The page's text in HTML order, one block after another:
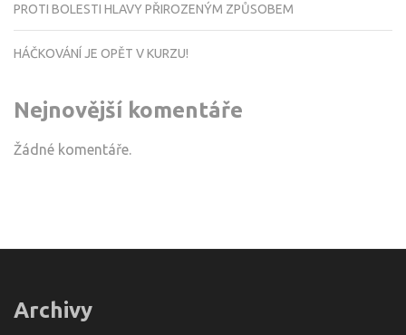
PROTI BOLESTI HLAVY PŘIROZENÝM ZPŮSOBEM
HÁČKOVÁNÍ JE OPĚT V KURZU!
Nejnovější komentáře
Žádné komentáře.
Archivy